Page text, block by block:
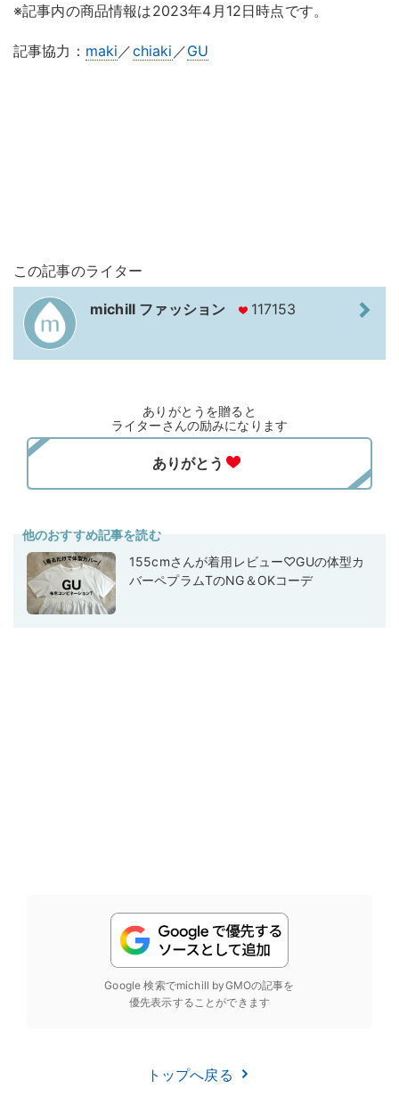
※記事内の商品情報は2023年4月12日時点です。
記事協力： maki ／chiaki ／GU
この記事のライター
michill ファッション 117153
ありがとうを贈ると
ライターさんの励みになります
他のおすすめ記事を読む
155cmさんが着用レビュー♡GUの体型カ
バーペプラムTのNG＆OKコーデ
Google 検索でmichill byGMOの記事を
優先表示することができます
トップへ戻る